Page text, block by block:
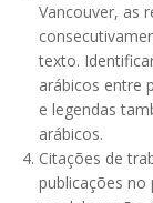
Vancouver, as
texto.
arábicos entre
e legendas
arábicos.
Citações de
publicações no